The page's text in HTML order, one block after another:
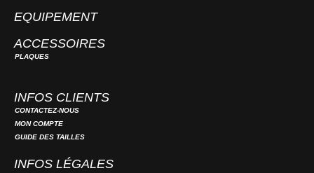
EQUIPEMENT
ACCESSOIRES
PLAQUES
INFOS CLIENTS
CONTACTEZ-NOUS
MON COMPTE
GUIDE DES TAILLES
INFOS LÉGALES